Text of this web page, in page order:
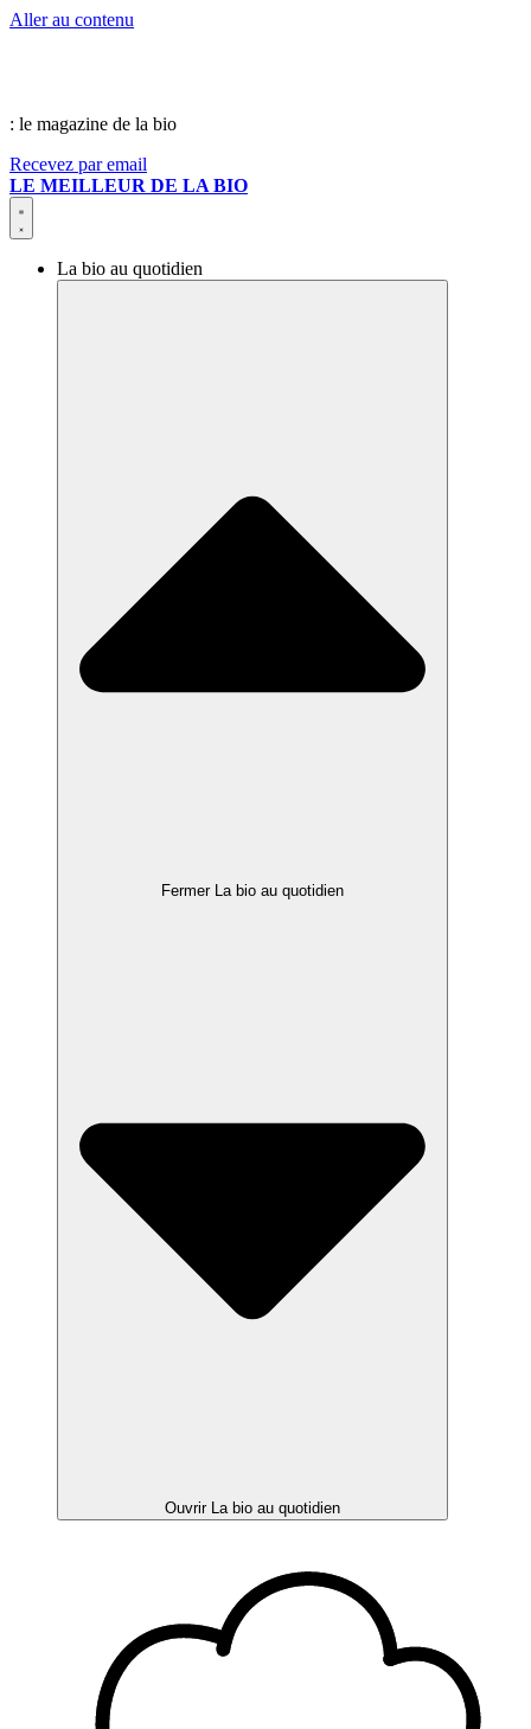
Aller au contenu
: le magazine de la bio
Recevez par email
LE MEILLEUR DE LA BIO
La bio au quotidien
Fermer La bio au quotidien
Ouvrir La bio au quotidien